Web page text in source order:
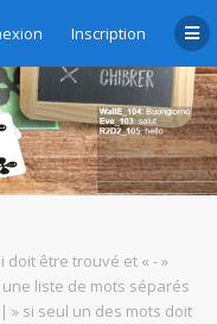
Inscription
doit être trouvé et « - »
liste de mots séparés
» si seul un des mots doit